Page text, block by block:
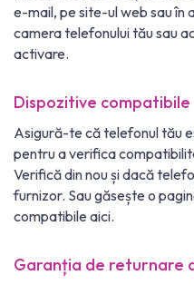
e-mail, pe site-ul web sau în
camera telefonului tău sau
activare.
Dispozitive compatibile
Asigură-te că telefonul tău
pentru a verifica
Verifică din nou și dacă
furnizor. Sau găsește o
compatibile aici.
Garanția de returnare